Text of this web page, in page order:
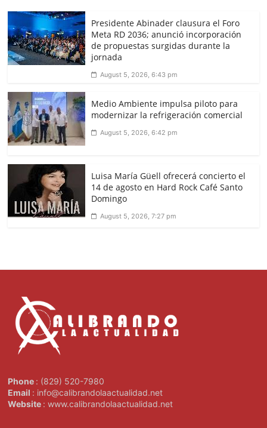
Presidente Abinader clausura el Foro
Meta RD 2036; anunció incorporación
de propuestas surgidas durante la
jornada
August 5, 2026, 6:43 pm
Medio Ambiente impulsa piloto para
modernizar la refrigeración comercial
August 5, 2026, 6:42 pm
Luisa María Güell ofrecerá concierto el
14 de agosto en Hard Rock Café Santo
Domingo
August 5, 2026, 7:27 pm
Phone : (829) 520-7980
Email : info@calibrandolaactualidad.net
Website : www.calibrandolaactualidad.net